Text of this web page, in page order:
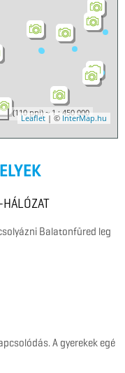
Balatonfüred leg
A gyerekek egé